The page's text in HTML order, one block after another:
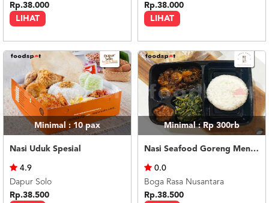
LIHAT
Rp.38.000
LIHAT
Rp.38.000
Minimal : 10pax
Nasi Uduk Spesial
4.9
Dapur Solo
Rp.38.500
Minimal : Rp 300rb
Nasi Seafood Goreng Mentega
0.0
Boga Rasa Nusantara
Rp.38.500